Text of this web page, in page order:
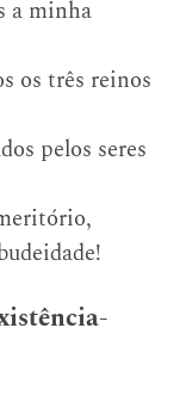
a minha
os três reinos
pelos seres